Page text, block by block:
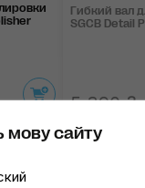
Гибкий вал
SGCB Detail
5 390 ₴
мову сайту